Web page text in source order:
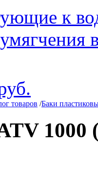
к
товаров /Баки
1000